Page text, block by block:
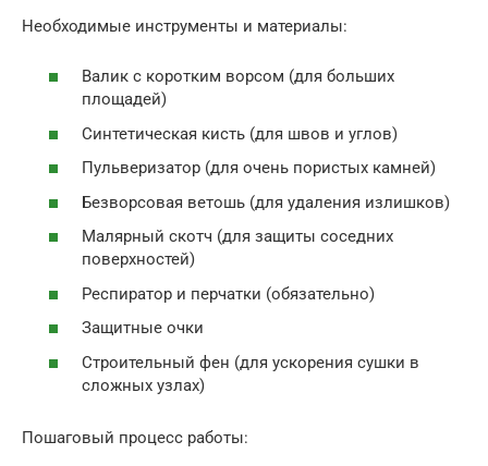
Необходимые инструменты и материалы:
Валик с коротким ворсом (для больших
площадей)
Синтетическая кисть (для швов и углов)
Пульверизатор (для очень пористых камней)
Безворсовая ветошь (для удаления излишков)
Малярный скотч (для защиты соседних
поверхностей)
Респиратор и перчатки (обязательно)
Защитные очки
Строительный фен (для ускорения сушки в
сложных узлах)
Пошаговый процесс работы: